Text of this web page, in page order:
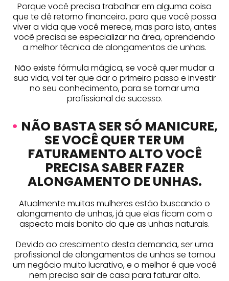
Porque você precisa trabalhar em alguma coisa
que te dê retorno financeiro, para que você possa
viver a vida que você merece, mas para isto, antes
você precisa se especializar na área, aprendendo
a melhor técnica de alongamentos de unhas.
Não existe fórmula mágica, se você quer mudar a
sua vida, vai ter que dar o primeiro passo e investir
no seu conhecimento, para se tornar uma
profissional de sucesso.
• NÃO BASTA SER SÓ MANICURE,
SE VOCÊ QUER TER UM
FATURAMENTO ALTO VOCÊ
PRECISA SABER FAZER
ALONGAMENTO DE UNHAS.
Atualmente muitas mulheres estão buscando o
alongamento de unhas, já que elas ficam com o
aspecto mais bonito do que as unhas naturais.
Devido ao crescimento desta demanda, ser uma
profissional de alongamentos de unhas se tornou
um negócio muito lucrativo, e o melhor é que você
nem precisa sair de casa para faturar alto.